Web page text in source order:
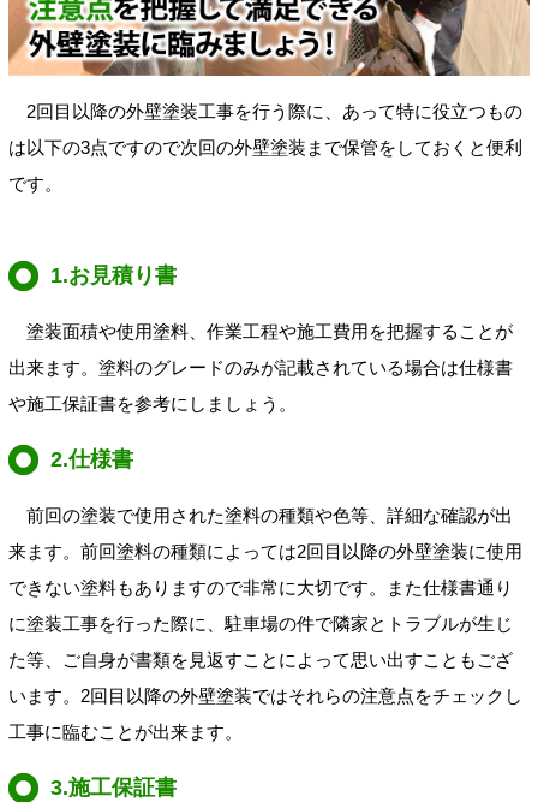
2回目以降の外壁塗装工事を行う際に、あって特に役立つもの
は以下の3点ですので次回の外壁塗装まで保管をしておくと便利
です。
1.お見積り書
塗装面積や使用塗料、作業工程や施工費用を把握することが
出来ます。塗料のグレードのみが記載されている場合は仕様書
や施工保証書を参考にしましょう。
2.仕様書
前回の塗装で使用された塗料の種類や色等、詳細な確認が出
来ます。前回塗料の種類によっては2回目以降の外壁塗装に使用
できない塗料もありますので非常に大切です。また仕様書通り
に塗装工事を行った際に、駐車場の件で隣家とトラブルが生じ
た等、ご自身が書類を見返すことによって思い出すこともござ
います。2回目以降の外壁塗装ではそれらの注意点をチェックし
工事に臨むことが出来ます。
3.施工保証書